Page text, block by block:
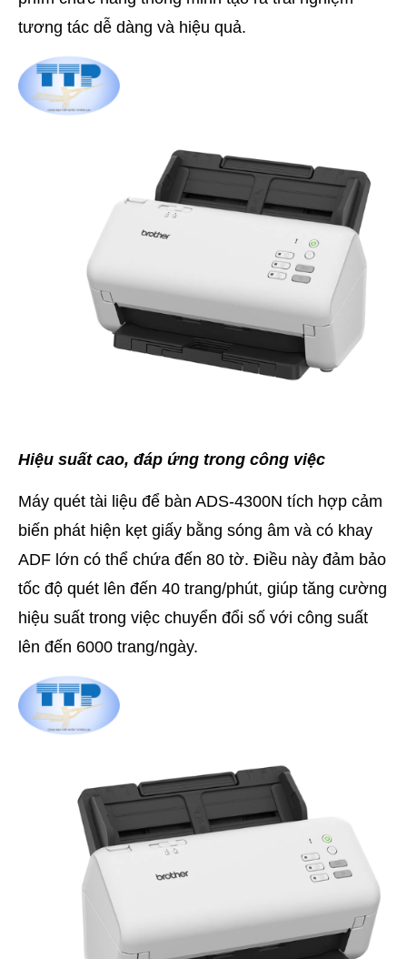
tương tác dễ dàng và hiệu quả.
Hiệu suất cao, đáp ứng trong công việc
Máy quét tài liệu để bàn ADS-4300N tích hợp cảm
biến phát hiện kẹt giấy bằng sóng âm và có khay
ADF lớn có thể chứa đến 80 tờ. Điều này đảm bảo
tốc độ quét lên đến 40 trang/phút, giúp tăng cường
hiệu suất trong việc chuyển đổi số với công suất
lên đến 6000 trang/ngày.